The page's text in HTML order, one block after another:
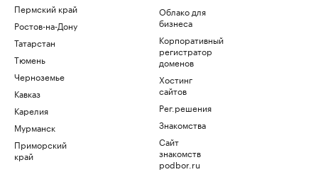
Пермский край
Ростов-на-Дону
Татарстан
Тюмень
Черноземье
Кавказ
Карелия
Мурманск
Приморский
край
Облако для
бизнеса
Корпоративный
регистратор
доменов
Хостинг
сайтов
Рег.решения
Знакомства
Сайт
знакомств
podbor.ru